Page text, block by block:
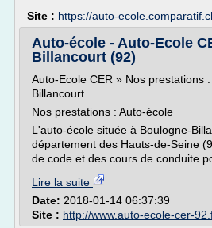
Site : https://auto-
Auto-école - Auto-Ecole
Billancourt (92)
Auto-Ecole CER » Nos prestations
Billancourt
Nos prestations : Auto-école
L'auto-école située à Boulogne-
département des Hauts-de-Seine
de code et des cours de conduite
Lire la suite
Date: 2018-01-14 06:37:39
Site : http://www.auto-ecole-cer-